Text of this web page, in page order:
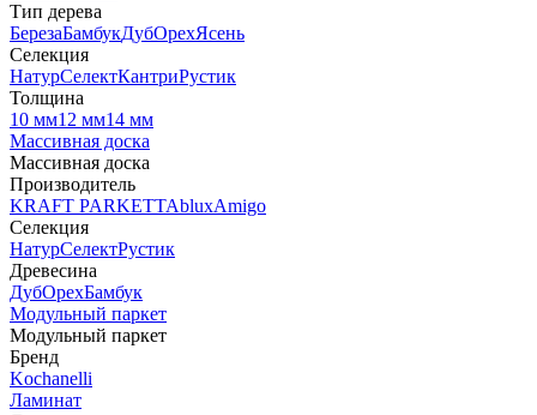
Тип дерева
БерезаБамбукДубОрехЯсень
Селекция
НатурСелектКантриРустик
Толщина
10 мм12 мм14 мм
Массивная доска
Массивная доска
Производитель
KRAFT PARKETTAbluxAmigo
Селекция
НатурСелектРустик
Древесина
ДубОрехБамбук
Модульный паркет
Модульный паркет
Бренд
Kochanelli
Ламинат